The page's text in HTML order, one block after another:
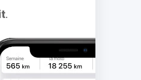
.